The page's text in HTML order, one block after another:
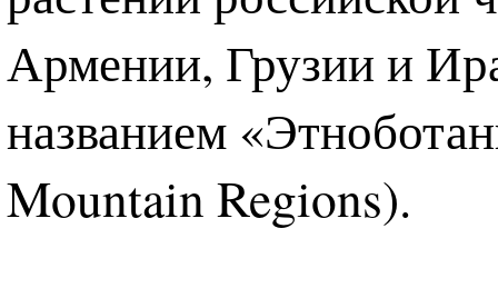
Армении, Грузии и
названием
Mountain Regions).